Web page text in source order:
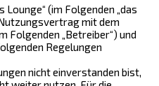
(im Folgenden „das
mit dem
Folgenden „Betreiber“) und
Regelungen
nicht einverstanden bist,